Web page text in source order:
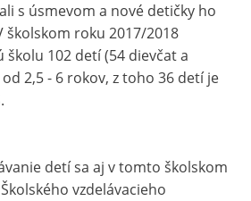
s úsmevom a nové detičky ho
školskom roku 2017/2018
102 detí (54 dievčat a
2,5 - 6 rokov, z toho 36 detí je
detí sa aj v tomto školskom
vzdelávacieho